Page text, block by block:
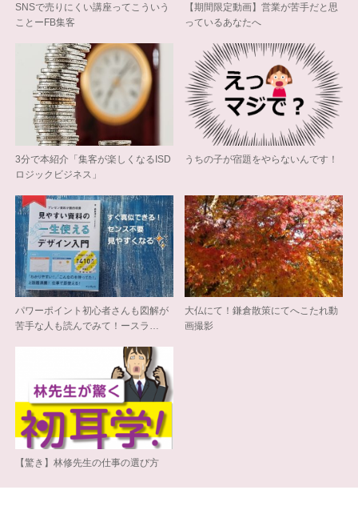
SNSで売りにくい講座ってこういう
ことーFB集客
【期間限定動画】営業が苦手だと思
っているあなたへ
3分で本紹介「集客が楽しくなるISD
ロジックビジネス」
うちの子が宿題をやらないんです！
パワーポイント初心者さんも図解が
苦手な人も読んでみて！ースラ…
大仏にて！鎌倉散策にてへこたれ動
画撮影
【驚き】林修先生の仕事の選び方